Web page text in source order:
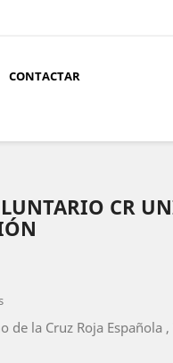
CONTACTAR
CR
de la Cruz Roja Española